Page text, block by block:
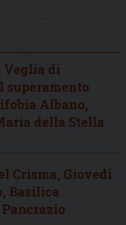
di
superamento
Albano,
della Stella
Crisma, Giovedì
Basilica